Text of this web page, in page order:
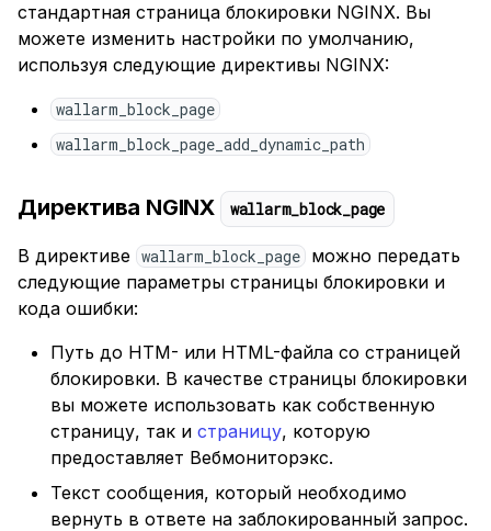
Аннотация Ingress
Именованный location
NGINX
Конфигурационный файл
Аннотация Ingress
Переменная и код ошибки
NGINX
Ingress‑контроллер
стандартная страница блокировки NGINX. Вы
можете изменить настройки по умолчанию,
используя следующие директивы NGINX:
wallarm_block_page
wallarm_block_page_add_dynamic_path
Директива NGINX wallarm_block_page
В директиве wallarm_block_page можно передать
следующие параметры страницы блокировки и
кода ошибки:
Путь до HTM- или HTML-файла со страницей
блокировки. В качестве страницы блокировки
вы можете использовать как собственную
страницу, так и страницу, которую
предоставляет Вебмониторэкс.
Текст сообщения, который необходимо
вернуть в ответе на заблокированный запрос.